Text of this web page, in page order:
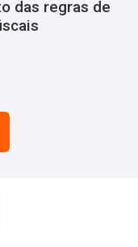
das regras de